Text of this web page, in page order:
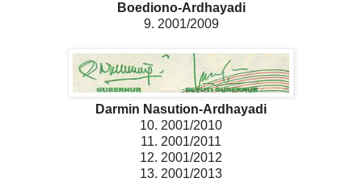
Boediono-Ardhayadi
9. 2001/2009
Darmin Nasution-Ardhayadi
10. 2001/2010
11. 2001/2011
12. 2001/2012
13. 2001/2013